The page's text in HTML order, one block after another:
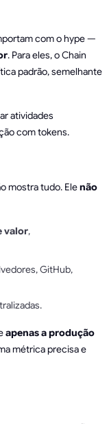
com o hype —
. Para eles, o Chain
padrão, semelhante
atividades
com tokens.
mostra tudo. Elenão
valor,
GitHub,
apenas a produção
métrica precisa e